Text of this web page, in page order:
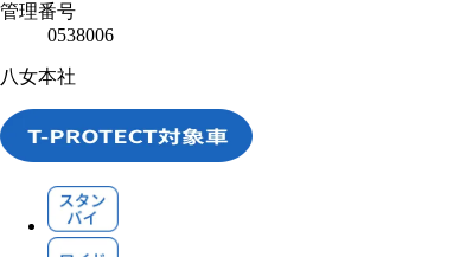
管理番号
0538006
八女本社